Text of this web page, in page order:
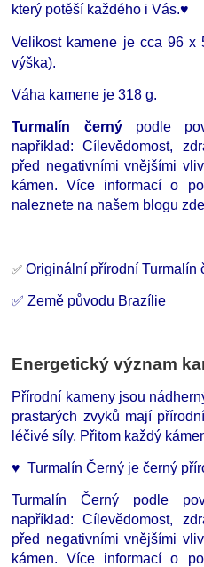
který potěší každého i Vás.♥
Velikost kamene je cca 96 x
výška).
Váha kamene je 318 g.
Turmalín černýpodle
například: Cílevědomost,
před negativními vnějšími
kámen. Více informací o
naleznete na našem blogu
✅Originální přírodníTurmalín
✅ Země původu Brazílie
Energetický význam
Přírodní kameny jsou
prastarých zvyků mají
léčivé síly. Přitom každý
♥ Turmalín Černý je černý
Turmalín Černý podle
například: Cílevědomost,
před negativními vnějšími
kámen. Více informací o